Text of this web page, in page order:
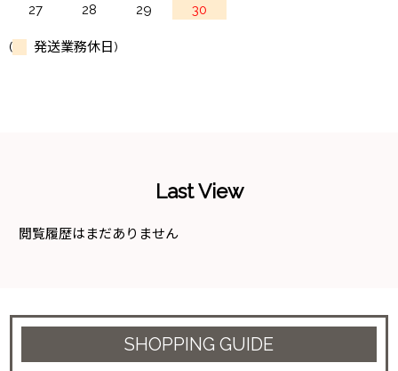
27
28 29 30
( 発送業務休日)
Last View
閲覧履歴はまだありません
SHOPPING GUIDE